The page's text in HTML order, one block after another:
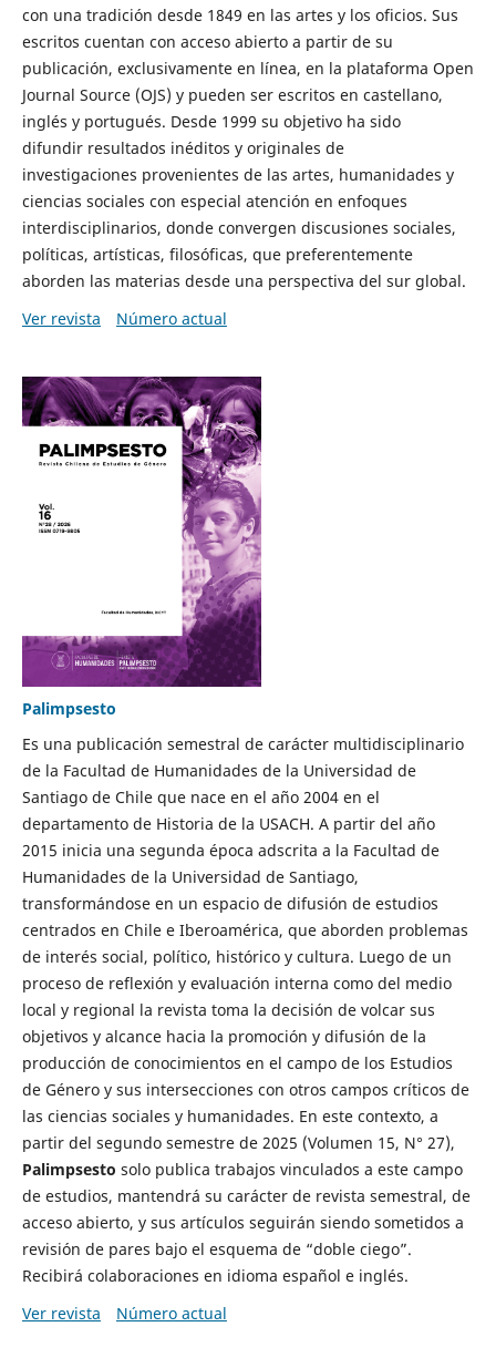
con una tradición desde 1849 en las artes y los oficios. Sus
escritos cuentan con acceso abierto a partir de su
publicación, exclusivamente en línea, en la plataforma Open
Journal Source (OJS) y pueden ser escritos en castellano,
inglés y portugués. Desde 1999 su objetivo ha sido
difundir resultados inéditos y originales de
investigaciones provenientes de las artes, humanidades y
ciencias sociales con especial atención en enfoques
interdisciplinarios, donde convergen discusiones sociales,
políticas, artísticas, filosóficas, que preferentemente
aborden las materias desde una perspectiva del sur global.
Ver revista
Número actual
Palimpsesto
Es una publicación semestral de carácter multidisciplinario
de la Facultad de Humanidades de la Universidad de
Santiago de Chile que nace en el año 2004 en el
departamento de Historia de la USACH. A partir del año
2015 inicia una segunda época adscrita a la Facultad de
Humanidades de la Universidad de Santiago,
transformándose en un espacio de difusión de estudios
centrados en Chile e Iberoamérica, que aborden problemas
de interés social, político, histórico y cultura. Luego de un
proceso de reflexión y evaluación interna como del medio
local y regional la revista toma la decisión de volcar sus
objetivos y alcance hacia la promoción y difusión de la
producción de conocimientos en el campo de los Estudios
de Género y sus intersecciones con otros campos críticos de
las ciencias sociales y humanidades. En este contexto, a
partir del segundo semestre de 2025 (Volumen 15, N° 27),
Palimpsesto solo publica trabajos vinculados a este campo
de estudios, mantendrá su carácter de revista semestral, de
acceso abierto, y sus artículos seguirán siendo sometidos a
revisión de pares bajo el esquema de “doble ciego”.
Recibirá colaboraciones en idioma español e inglés.
Ver revista
Número actual